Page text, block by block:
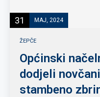
31 MAJ, 2024
ŽEPČE
Općinski
dodjeli
stambeno